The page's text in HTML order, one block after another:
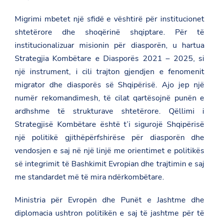
Migrimi mbetet një sfidë e vështirë për institucionet
shtetërore dhe shoqërinë shqiptare. Për të
institucionalizuar misionin për diasporën, u hartua
Strategjia Kombëtare e Diasporës 2021 – 2025, si
një instrument, i cili trajton gjendjen e fenomenit
migrator dhe diasporës së Shqipërisë. Ajo jep një
numër rekomandimesh, të cilat qartësojnë punën e
ardhshme të strukturave shtetërore. Qëllimi i
Strategjisë Kombëtare është t’i sigurojë Shqipërisë
një politikë gjithëpërfshirëse për diasporën dhe
vendosjen e saj në një linjë me orientimet e politikës
së integrimit të Bashkimit Evropian dhe trajtimin e saj
me standardet më të mira ndërkombëtare.
Ministria për Evropën dhe Punët e Jashtme dhe
diplomacia ushtron politikën e saj të jashtme për të